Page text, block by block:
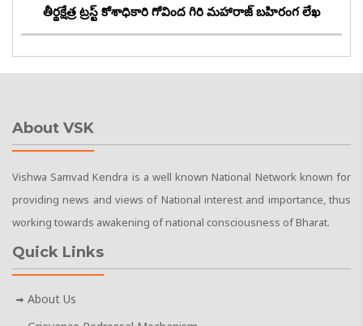
తీర్థక్షేత్ర ట్రస్ట్ కోశాధికారి గోవింద గిరి మహారాజ్ బహిరంగ లేఖ
About VSK
Vishwa Samvad Kendra is a well known National Network known for
providing news and views of National interest and importance, thus
working towards awakening of national consciousness of Bharat.
Quick Links
About Us